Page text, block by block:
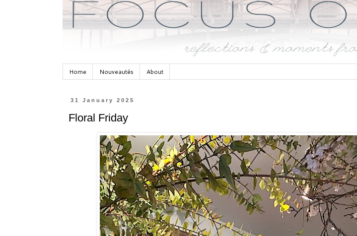
Home Nouveautés About
31 January 2025
Floral Friday